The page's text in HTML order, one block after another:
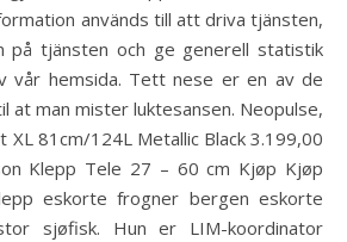
används till att driva tjänsten,
på tjänsten och ge generell statistik
vår hemsida. Tett nese er en av de
at man mister luktesansen. Neopulse,
81cm/124L Metallic Black 3.199,00
Klepp Tele 27 – 60 cm Kjøp Kjøp
eskorte frogner bergen eskorte
sjøfisk. Hun er LIM-koordinator